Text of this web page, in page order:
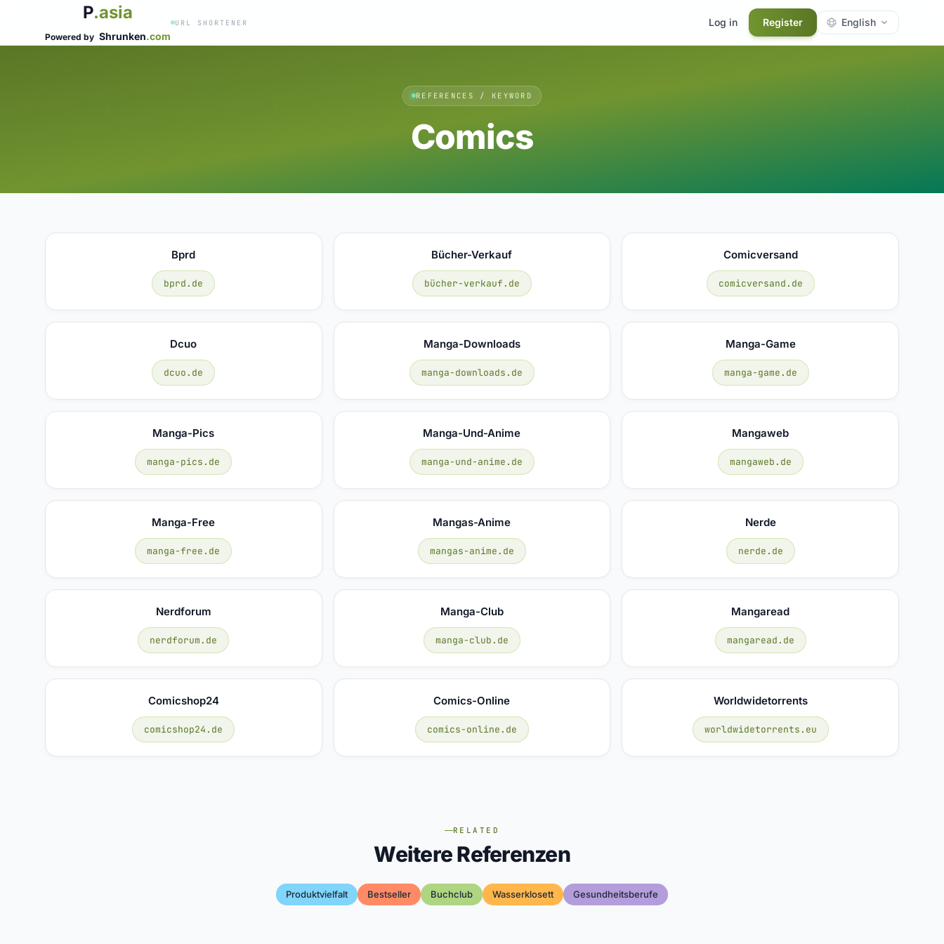
P.asia
Powered by Shrunken.com
URL SHORTENER Log in Register English
REFERENCES / KEYWORD
Comics
Bprd
bprd.de
Bücher-Verkauf
bücher-verkauf.de
Comicversand
comicversand.de
Dcuo
dcuo.de
Manga-Downloads
manga-downloads.de
Manga-Game
manga-game.de
Manga-Pics
manga-pics.de
Manga-Und-Anime
manga-und-anime.de
Mangaweb
mangaweb.de
Manga-Free
manga-free.de
Mangas-Anime
mangas-anime.de
Nerde
nerde.de
Nerdforum
nerdforum.de
Manga-Club
manga-club.de
Mangaread
mangaread.de
Comicshop24
comicshop24.de
Comics-Online
comics-online.de
Worldwidetorrents
worldwidetorrents.eu
RELATED
Weitere Referenzen
Produktvielfalt Bestseller Buchclub Wasserklosett Gesundheitsberufe